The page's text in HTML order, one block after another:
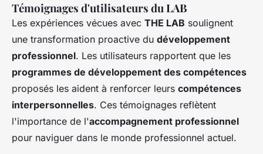
Témoignages d'utilisateurs du LAB
Les expériences vécues avec THE LAB soulignent
une transformation proactive du développement
professionnel. Les utilisateurs rapportent que les
programmes de développement des compétences
proposés les aident à renforcer leurs compétences
interpersonnelles. Ces témoignages reflètent
l'importance de l'accompagnement professionnel
pour naviguer dans le monde professionnel actuel.